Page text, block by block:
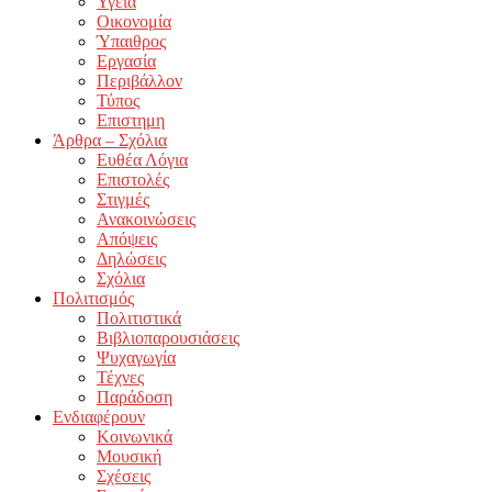
Οικονομία
Ύπαιθρος
Εργασία
Περιβάλλον
Τύπος
Επιστημη
Άρθρα – Σχόλια
Ευθέα Λόγια
Επιστολές
Στιγμές
Ανακοινώσεις
Απόψεις
Δηλώσεις
Σχόλια
Πολιτισμός
Πολιτιστικά
Βιβλιοπαρουσιάσεις
Ψυχαγωγία
Τέχνες
Παράδοση
Ενδιαφέρουν
Κοινωνικά
Μουσική
Σχέσεις